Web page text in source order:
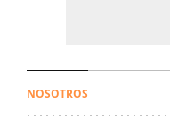
NOSOTROS